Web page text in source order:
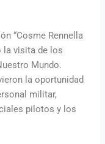
“Cosme Rennella
la visita de los
Mundo.
la oportunidad
militar,
pilotos y los